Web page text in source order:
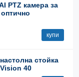
PTZ камера за
купи
стойка
40